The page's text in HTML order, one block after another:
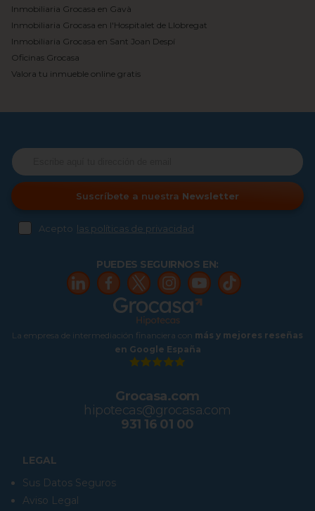
Inmobiliaria Grocasa en Gavà
Inmobiliaria Grocasa en l'Hospitalet de Llobregat
Inmobiliaria Grocasa en Sant Joan Despí
Oficinas Grocasa
Valora tu inmueble online gratis
Suscríbete a nuestra Newsletter
Acepto las políticas de privacidad
LEGAL
Sus Datos Seguros
Aviso Legal
PUEDES SEGUIRNOS EN:
La empresa de intermediación financiera con más y mejores reseñas
en Google España
Grocasa.com
hipotecas@grocasa.com
931 16 01 00